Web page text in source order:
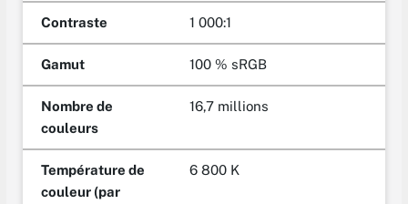
Contraste 1 000:1
Gamut 100 % sRGB
Nombre de
couleurs
16,7 millions
Température de
couleur (par
6 800 K